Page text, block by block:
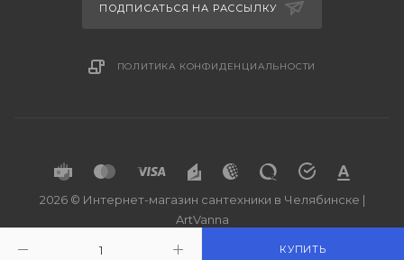
КУПИТЬ
ПОДПИСАТЬСЯ НА РАССЫЛКУ
ПОЛИТИКА КОНФИДЕНЦИАЛЬНОСТИ
2026 © Интернет-магазин сантехники в Челябинске |
ArtVanna